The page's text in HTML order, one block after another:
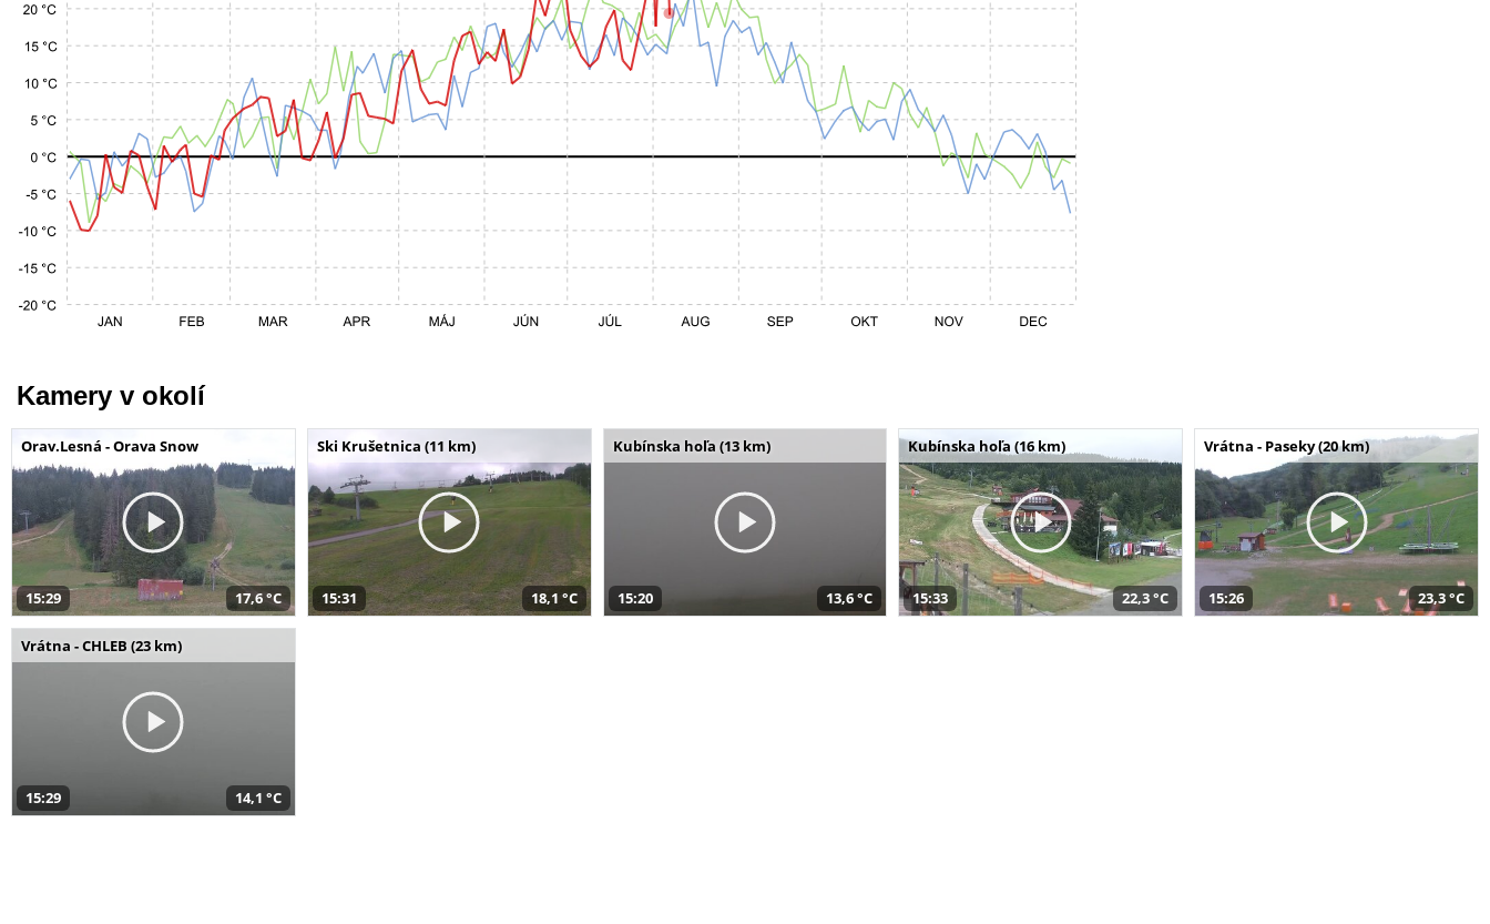
Kamery v okolí
Orav.Lesná - Orava Snow
15:29 17,6 °C
Ski Krušetnica (11 km)
15:31 18,1 °C
Kubínska hoľa (13 km)
15:20 13,6 °C
Kubínska hoľa (16 km)
15:33 22,3 °C
Vrátna - Paseky (20 km)
15:26 23,3 °C
Vrátna - CHLEB (23 km)
15:29 14,1 °C